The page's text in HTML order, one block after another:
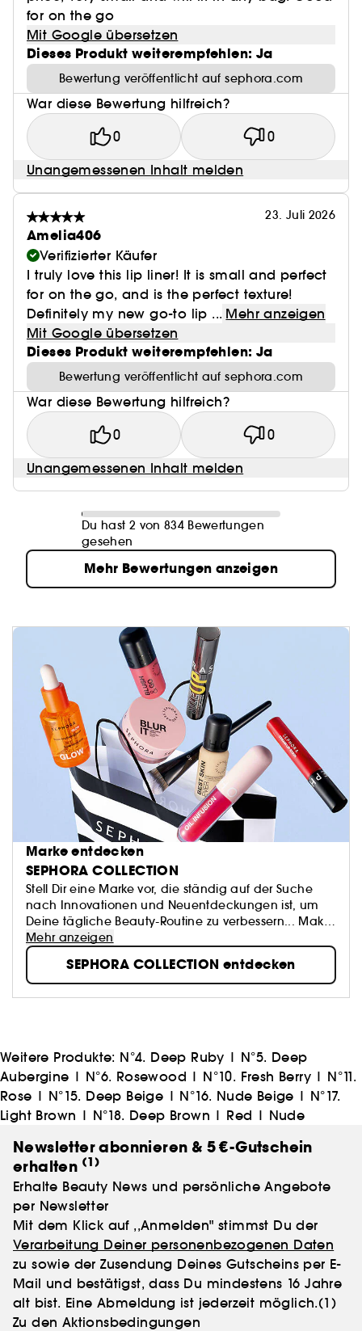
for on the go
Mit Google übersetzen
Dieses Produkt weiterempfehlen: Ja
Bewertung veröffentlicht auf sephora.com
War diese Bewertung hilfreich?
0 0
Unangemessenen Inhalt melden
23. Juli 2026
Amelia406
Verifizierter Käufer
I truly love this lip liner! It is small and perfect
for on the go, and is the perfect texture!
Definitely my new go-to lip ... Mehr anzeigen
Mit Google übersetzen
Dieses Produkt weiterempfehlen: Ja
Bewertung veröffentlicht auf sephora.com
War diese Bewertung hilfreich?
0 0
Unangemessenen Inhalt melden
Du hast 2 von 834 Bewertungen
gesehen
Mehr Bewertungen anzeigen
Marke entdecken
SEPHORA COLLECTION
Stell Dir eine Marke vor, die ständig auf der Suche
nach Innovationen und Neuentdeckungen ist, um
Deine tägliche Beauty-Routine zu verbessern... Make-
up, Accessoires, Bad- und Hautpflegeprodukte:
SEPHORA COLLECTION bietet eine Fülle von
spannenden Produkten...
Mehr anzeigen
SEPHORA COLLECTION entdecken
Weitere Produkte: N°4. Deep Ruby | N°5. Deep
Aubergine | N°6. Rosewood | N°10. Fresh Berry | N°11.
Rose | N°15. Deep Beige | N°16. Nude Beige | N°17.
Light Brown | N°18. Deep Brown | Red | Nude
Newsletter abonnieren & 5 €-Gutschein
erhalten (1)
Erhalte Beauty News und persönliche Angebote
per Newsletter
Mit dem Klick auf ,,Anmelden" stimmst Du der
Verarbeitung Deiner personenbezogenen Daten
zu sowie der Zusendung Deines Gutscheins per E-
Mail und bestätigst, dass Du mindestens 16 Jahre
alt bist. Eine Abmeldung ist jederzeit möglich.(1)
Zu den Aktionsbedingungen